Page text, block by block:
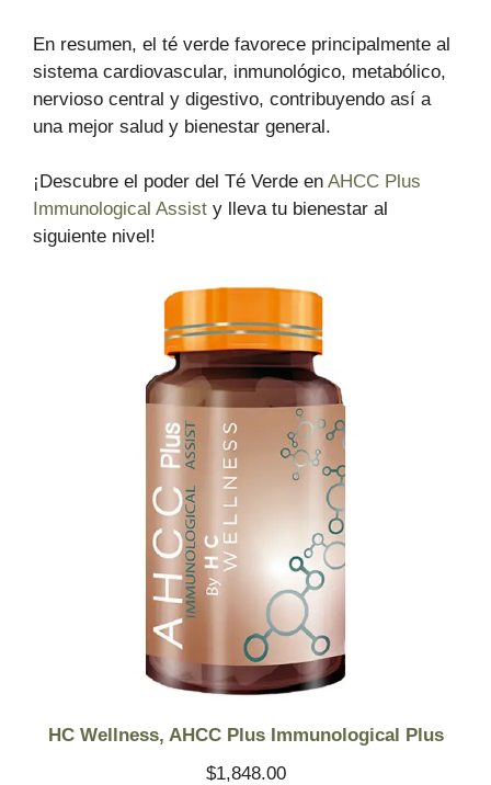
En resumen, el té verde favorece principalmente al
sistema cardiovascular, inmunológico, metabólico,
nervioso central y digestivo, contribuyendo así a
una mejor salud y bienestar general.
¡Descubre el poder del Té Verde en AHCC Plus
Immunological Assist y lleva tu bienestar al
siguiente nivel!
HC Wellness, AHCC Plus Immunological Plus
$1,848.00